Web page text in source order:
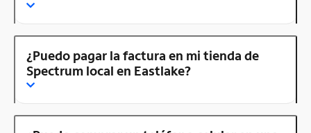
¿Puedo pagar la factura en mi tienda de
Spectrum local en Eastlake?